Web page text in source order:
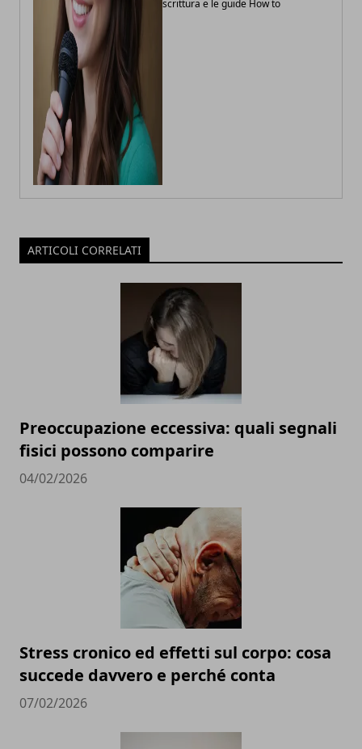
scrittura e le guide How to
ARTICOLI CORRELATI
Preoccupazione eccessiva: quali segnali
fisici possono comparire
04/02/2026
Stress cronico ed effetti sul corpo: cosa
succede davvero e perché conta
07/02/2026